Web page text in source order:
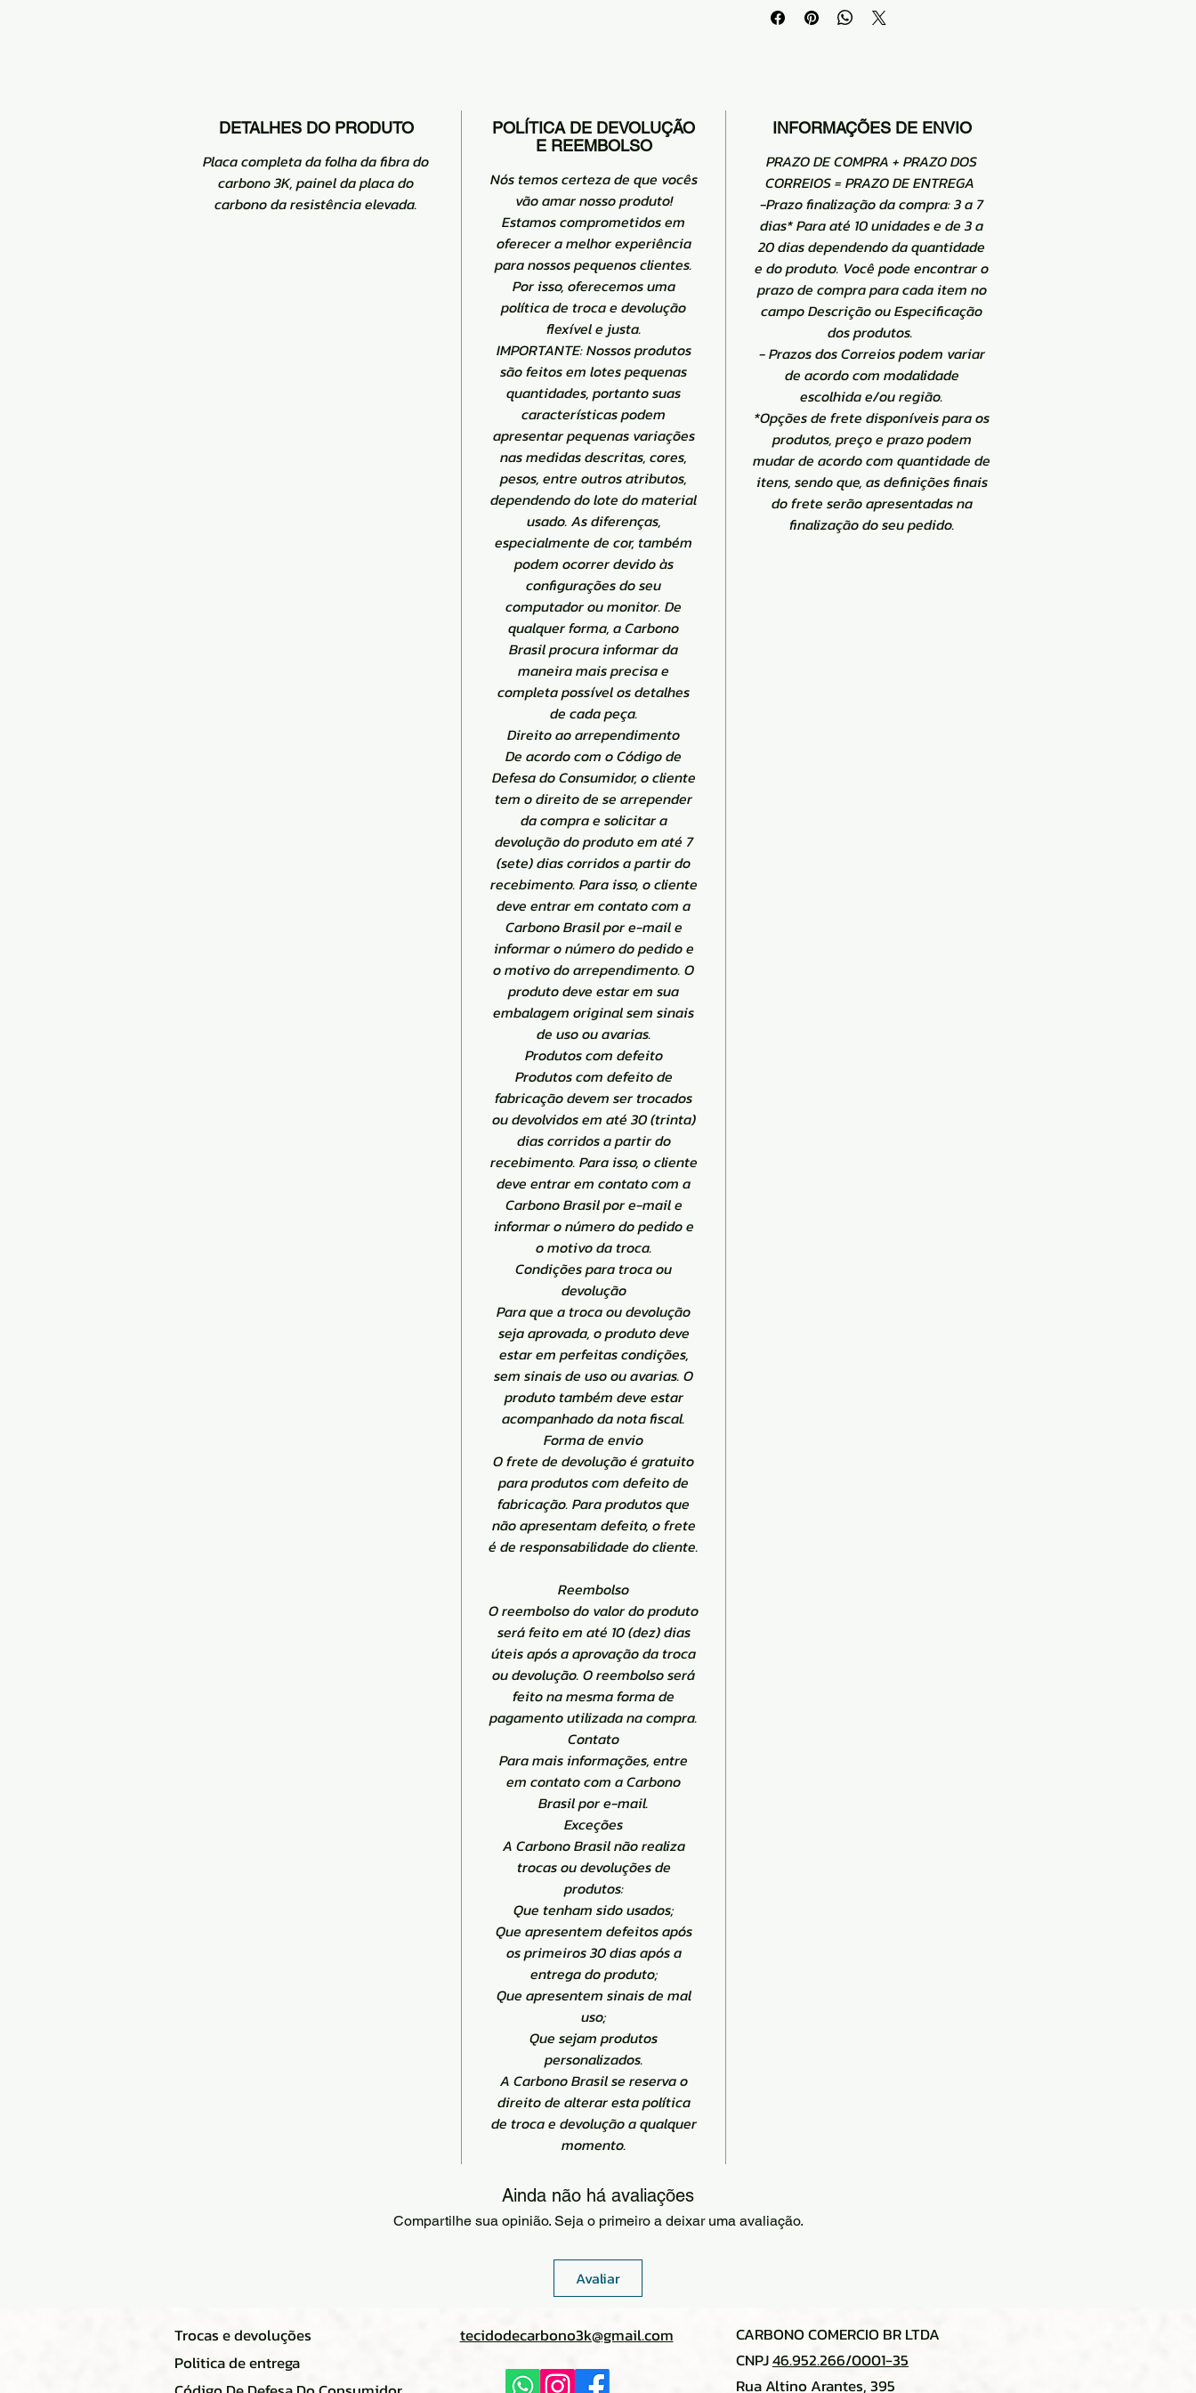
DETALHES DO PRODUTO
Placa completa da folha da fibra do
carbono 3K, painel da placa do
carbono da resistência elevada.
POLÍTICA DE DEVOLUÇÃO
E REEMBOLSO
Nós temos certeza de que vocês
vão amar nosso produto!
Estamos comprometidos em
oferecer a melhor experiência
para nossos pequenos clientes.
Por isso, oferecemos uma
política de troca e devolução
flexível e justa.
IMPORTANTE: Nossos produtos
são feitos em lotes pequenas
quantidades, portanto suas
características podem
apresentar pequenas variações
nas medidas descritas, cores,
pesos, entre outros atributos,
dependendo do lote do material
usado. As diferenças,
especialmente de cor, também
podem ocorrer devido às
configurações do seu
computador ou monitor. De
qualquer forma, a Carbono
Brasil procura informar da
maneira mais precisa e
completa possível os detalhes
de cada peça.
Direito ao arrependimento
De acordo com o Código de
Defesa do Consumidor, o cliente
tem o direito de se arrepender
da compra e solicitar a
devolução do produto em até 7
(sete) dias corridos a partir do
recebimento. Para isso, o cliente
deve entrar em contato com a
Carbono Brasil por e-mail e
informar o número do pedido e
o motivo do arrependimento. O
produto deve estar em sua
embalagem original sem sinais
de uso ou avarias.
Produtos com defeito
Produtos com defeito de
fabricação devem ser trocados
ou devolvidos em até 30 (trinta)
dias corridos a partir do
recebimento. Para isso, o cliente
deve entrar em contato com a
Carbono Brasil por e-mail e
informar o número do pedido e
o motivo da troca.
Condições para troca ou
devolução
Para que a troca ou devolução
seja aprovada, o produto deve
estar em perfeitas condições,
sem sinais de uso ou avarias. O
produto também deve estar
acompanhado da nota fiscal.
Forma de envio
O frete de devolução é gratuito
para produtos com defeito de
fabricação. Para produtos que
não apresentam defeito, o frete
é de responsabilidade do cliente.
Reembolso
O reembolso do valor do produto
será feito em até 10 (dez) dias
úteis após a aprovação da troca
ou devolução. O reembolso será
feito na mesma forma de
pagamento utilizada na compra.
Contato
Para mais informações, entre
em contato com a Carbono
Brasil por e-mail.
Exceções
A Carbono Brasil não realiza
trocas ou devoluções de
produtos:
Que tenham sido usados;
Que apresentem defeitos após
os primeiros 30 dias após a
entrega do produto;
Que apresentem sinais de mal
uso;
Que sejam produtos
personalizados.
A Carbono Brasil se reserva o
direito de alterar esta política
de troca e devolução a qualquer
momento.
INFORMAÇÕES DE ENVIO
PRAZO DE COMPRA + PRAZO DOS
CORREIOS = PRAZO DE ENTREGA
-Prazo finalização da compra: 3 a 7
dias* Para até 10 unidades e de 3 a
20 dias dependendo da quantidade
e do produto. Você pode encontrar o
prazo de compra para cada item no
campo Descrição ou Especificação
dos produtos.
- Prazos dos Correios podem variar
de acordo com modalidade
escolhida e/ou região.
*Opções de frete disponíveis para os
produtos, preço e prazo podem
mudar de acordo com quantidade de
itens, sendo que, as definições finais
do frete serão apresentadas na
finalização do seu pedido.
Ainda não há avaliações
Compartilhe sua opinião. Seja o primeiro a deixar uma avaliação.
Avaliar
Trocas e devoluções
Politica de entrega
tecidodecarbono3k@gmail.com
CARBONO COMERCIO BR LTDA
CNPJ46.952.266/0001-35
Rua Altino Arantes, 395